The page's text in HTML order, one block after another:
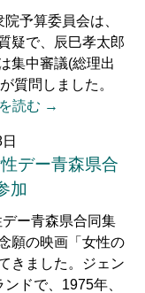
予算委員会は、
疑で、辰巳孝太郎
集中審議(総理出
質問しました。
読む →
デー青森県合
加
ー青森県合同集
願の映画「女性の
きました。ジェン
ドで、1975年、